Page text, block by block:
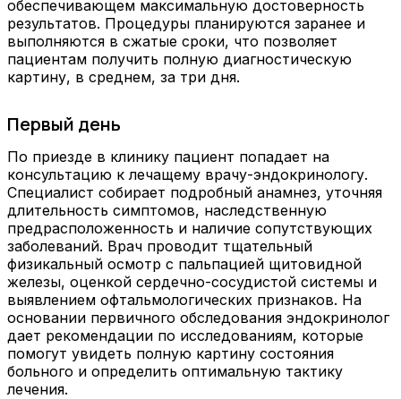
обеспечивающем максимальную достоверность
результатов. Процедуры планируются заранее и
выполняются в сжатые сроки, что позволяет
пациентам получить полную диагностическую
картину, в среднем, за три дня.
Первый день
По приезде в клинику пациент попадает на
консультацию к лечащему врачу-эндокринологу.
Специалист собирает подробный анамнез, уточняя
длительность симптомов, наследственную
предрасположенность и наличие сопутствующих
заболеваний. Врач проводит тщательный
физикальный осмотр с пальпацией щитовидной
железы, оценкой сердечно-сосудистой системы и
выявлением офтальмологических признаков. На
основании первичного обследования эндокринолог
дает рекомендации по исследованиям, которые
помогут увидеть полную картину состояния
больного и определить оптимальную тактику
лечения.